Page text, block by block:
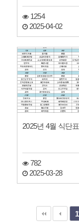
안…1254
2025-04-02
2025년 4월 식단표
782
2025-03-28